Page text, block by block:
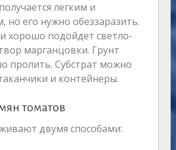
легким и
но его нужно обеззаразить.
хорошо подойдет светло-
марганцовки. Грунт
пролить. Субстрат можно
и контейнеры.
томатов
двумя способами: